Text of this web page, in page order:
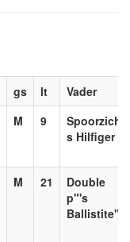
gs lt
Vader
M 9
Spoorzicht
s Hilfiger
M 21
Double
p"'s
Ballistite"